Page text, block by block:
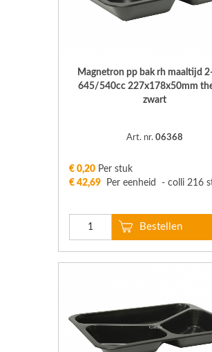
Magnetron pp bak rh maaltijd
645/540cc 227x178x50mm
zwart
Art. nr. 06368
€ 0,20 Per stuk
€ 42,69 Per eenheid - colli 216